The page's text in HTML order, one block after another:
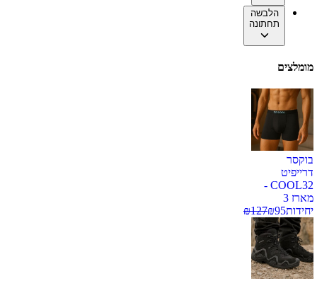
הלבשה
תחתונה
מומלצים
בוקסר
דרייפיט
COOL32 -
מארז 3
יחידות
₪95
₪127